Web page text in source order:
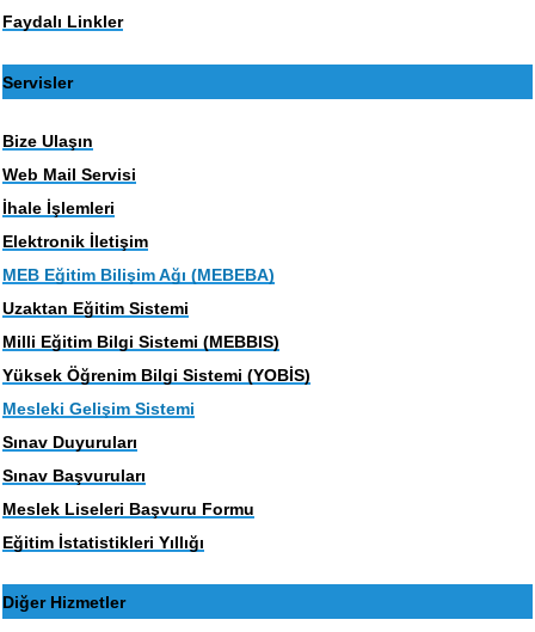
Faydalı Linkler
Servisler
Bize Ulaşın
Web Mail Servisi
İhale İşlemleri
Elektronik İletişim
MEB Eğitim Bilişim Ağı (MEBEBA)
Uzaktan Eğitim Sistemi
Milli Eğitim Bilgi Sistemi (MEBBIS)
Yüksek Öğrenim Bilgi Sistemi (YOBİS)
Mesleki Gelişim Sistemi
Sınav Duyuruları
Sınav Başvuruları
Meslek Liseleri Başvuru Formu
Eğitim İstatistikleri Yıllığı
Diğer Hizmetler